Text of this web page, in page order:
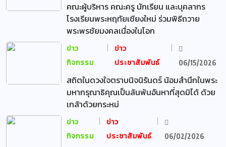
คณะผู้บริหาร คณะครู นักเรียน และบุคลากร
โรงเรียนพระหฤทัยเชียงใหม่ ร่วมพิธีถวาย
พระพรชัยมงคลเนื่องในโอก
ข่าว
กิจกรรม
ข่าว
ประชาสัมพันธ์
06/15/2026
สถิตในดวงใจตราบนิจนิรันดร์ น้อมสำนึกในพระ
มหากรุณาธิคุณเป็นล้นพ้นอันหาที่สุดมิได้ ด้วย
เกล้าด้วยกระหม่
ข่าว
กิจกรรม
ข่าว
ประชาสัมพันธ์
06/02/2026